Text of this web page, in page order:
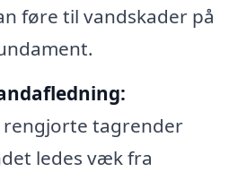
føre til vandskader på
tagrender
ledes væk fra